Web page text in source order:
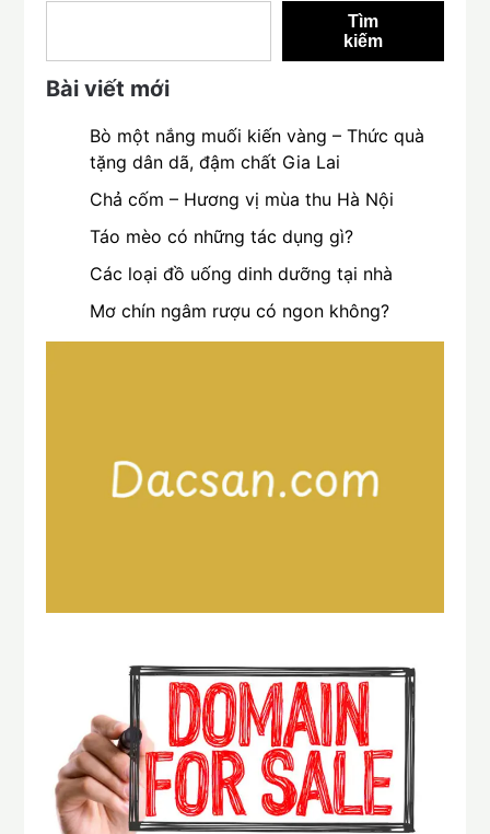
Tìm
kiếm
Bài viết mới
Bò một nắng muối kiến vàng – Thức quà
tặng dân dã, đậm chất Gia Lai
Chả cốm – Hương vị mùa thu Hà Nội
Táo mèo có những tác dụng gì?
Các loại đồ uống dinh dưỡng tại nhà
Mơ chín ngâm rượu có ngon không?